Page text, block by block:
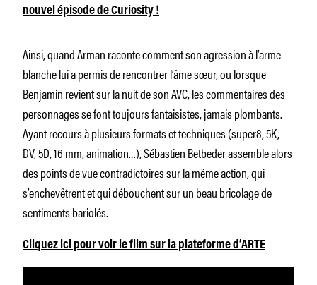
nouvel épisode de Curiosity !
Ainsi, quand Arman raconte comment son agression à l’arme
blanche lui a permis de rencontrer l’âme sœur, ou lorsque
Benjamin revient sur la nuit de son AVC, les commentaires des
personnages se font toujours fantaisistes, jamais plombants.
Ayant recours à plusieurs formats et techniques (super8, 5K,
DV, 5D, 16 mm, animation…),Sébastien Betbederassemble alors
des points de vue contradictoires sur la même action, qui
s’enchevêtrent et qui débouchent sur un beau bricolage de
sentiments bariolés.
Cliquez ici pour voir le film sur la plateforme d’ARTE